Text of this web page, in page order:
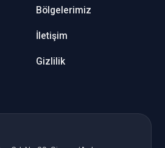
Bölgelerimiz
İletişim
Gizlilik